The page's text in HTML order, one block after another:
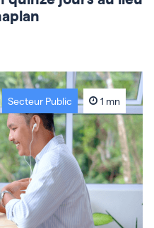
Secteur Public 1 mn